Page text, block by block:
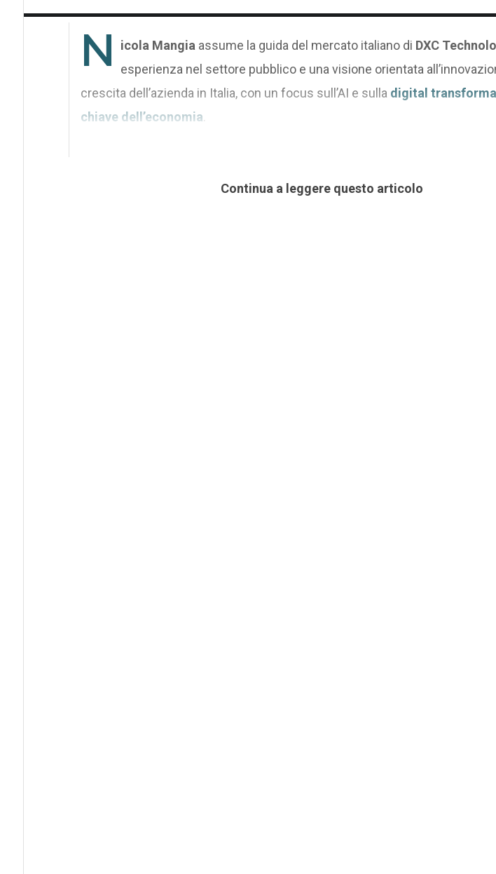
N icola Mangia assume la guida del mercato italiano di DXC
esperienza nel settore pubblico e una visione orientata
crescita dell’azienda in Italia, con un focus sull’AI e sulla digital
chiave dell’economia.
Continua a leggere questo articolo